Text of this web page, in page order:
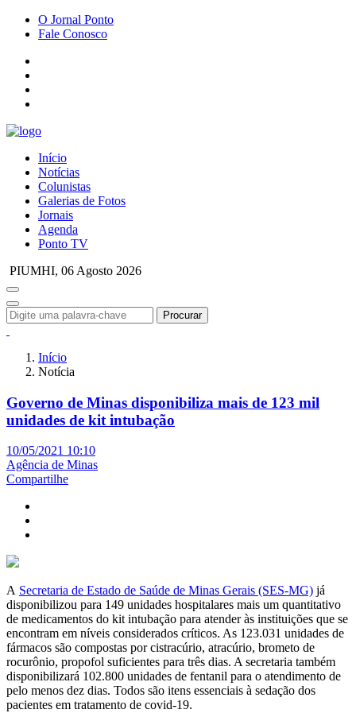
O Jornal Ponto
Fale Conosco
Início
Notícias
Colunistas
Galerias de Fotos
Jornais
Agenda
Ponto TV
PIUMHI, 06 Agosto 2026
Procurar
Início
Notícia
Governo de Minas disponibiliza mais de 123 mil
unidades de kit intubação
10/05/2021 10:10
Agência de Minas
Compartilhe
A Secretaria de Estado de Saúde de Minas Gerais (SES-MG) já
disponibilizou para 149 unidades hospitalares mais um quantitativo
de medicamentos do kit intubação para atender às instituições que se
encontram em níveis considerados críticos. As 123.031 unidades de
fármacos são compostas por cistracúrio, atracúrio, brometo de
rocurônio, propofol suficientes para três dias. A secretaria também
disponibilizará 102.800 unidades de fentanil para o atendimento de
pelo menos dez dias. Todos são itens essenciais à sedação dos
pacientes em tratamento de covid-19.